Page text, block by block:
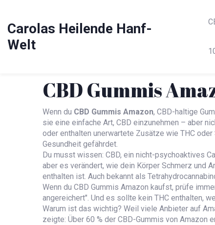
Carolas Heilende Hanf-
Welt
CBD Gummis
Wenn du CBD Gummis Amazon, CBD-haltige
sie eine einfache Art, CBD einzunehmen – aber
oder enthalten unerwartete Zusätze wie THC
Gesundheit gefährdet.
Du musst wissen: CBD, ein nicht-psychoaktives
aber es verändert, wie dein Körper Schmerz und
enthalten ist. Auch bekannt als
Wenn du CBD Gummis Amazon kaufst, prüfe
angereichert". Und es sollte kein THC enthalten,
Warum ist das wichtig? Weil viele Anbieter auf
zeigte: Über 60 % der CBD-Gummis von Amazon